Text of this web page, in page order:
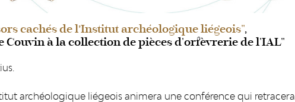
cachés de l’Institut archéologique liégeois",
Couvin à la collection de pièces d'orfèvrerie de l'IAL"
archéologique liégeois animera une conférence qui retracera